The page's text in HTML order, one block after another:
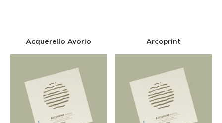
Acquerello Avorio Arcoprint